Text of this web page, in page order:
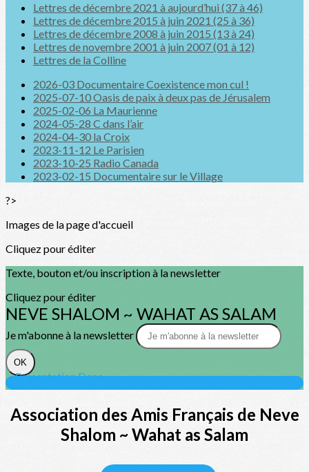
Lettres de décembre 2021 à aujourd’hui (37 à 46)
Lettres de décembre 2015 à juin 2021 (25 à 36)
Lettres de décembre 2008 à juin 2015 (13 à 24)
Lettres de novembre 2001 à juin 2007 (01 à 12)
Lettres de la Colline
2026-03 Documentaire Coexistence mon cul !
2025-07-10 Oasis de paix à deux pas de Jérusalem
2025-02-06 La Maurienne
2024-05-28 C dans l’air
2024-04-30 la Croix
2023-11-12 Le Parisien
2023-10-25 Radio Canada
2023-02-15 Documentaire sur le Village
?>
Images de la page d'accueil
Cliquez pour éditer
Texte, bouton et/ou inscription à la newsletter
Cliquez pour éditer
NEVE SHALOM ~ WAHAT AS SALAM
Je m'abonne à la newsletter
OK
PrésentationDons
Association des Amis Français de Neve
Shalom ~ Wahat as Salam